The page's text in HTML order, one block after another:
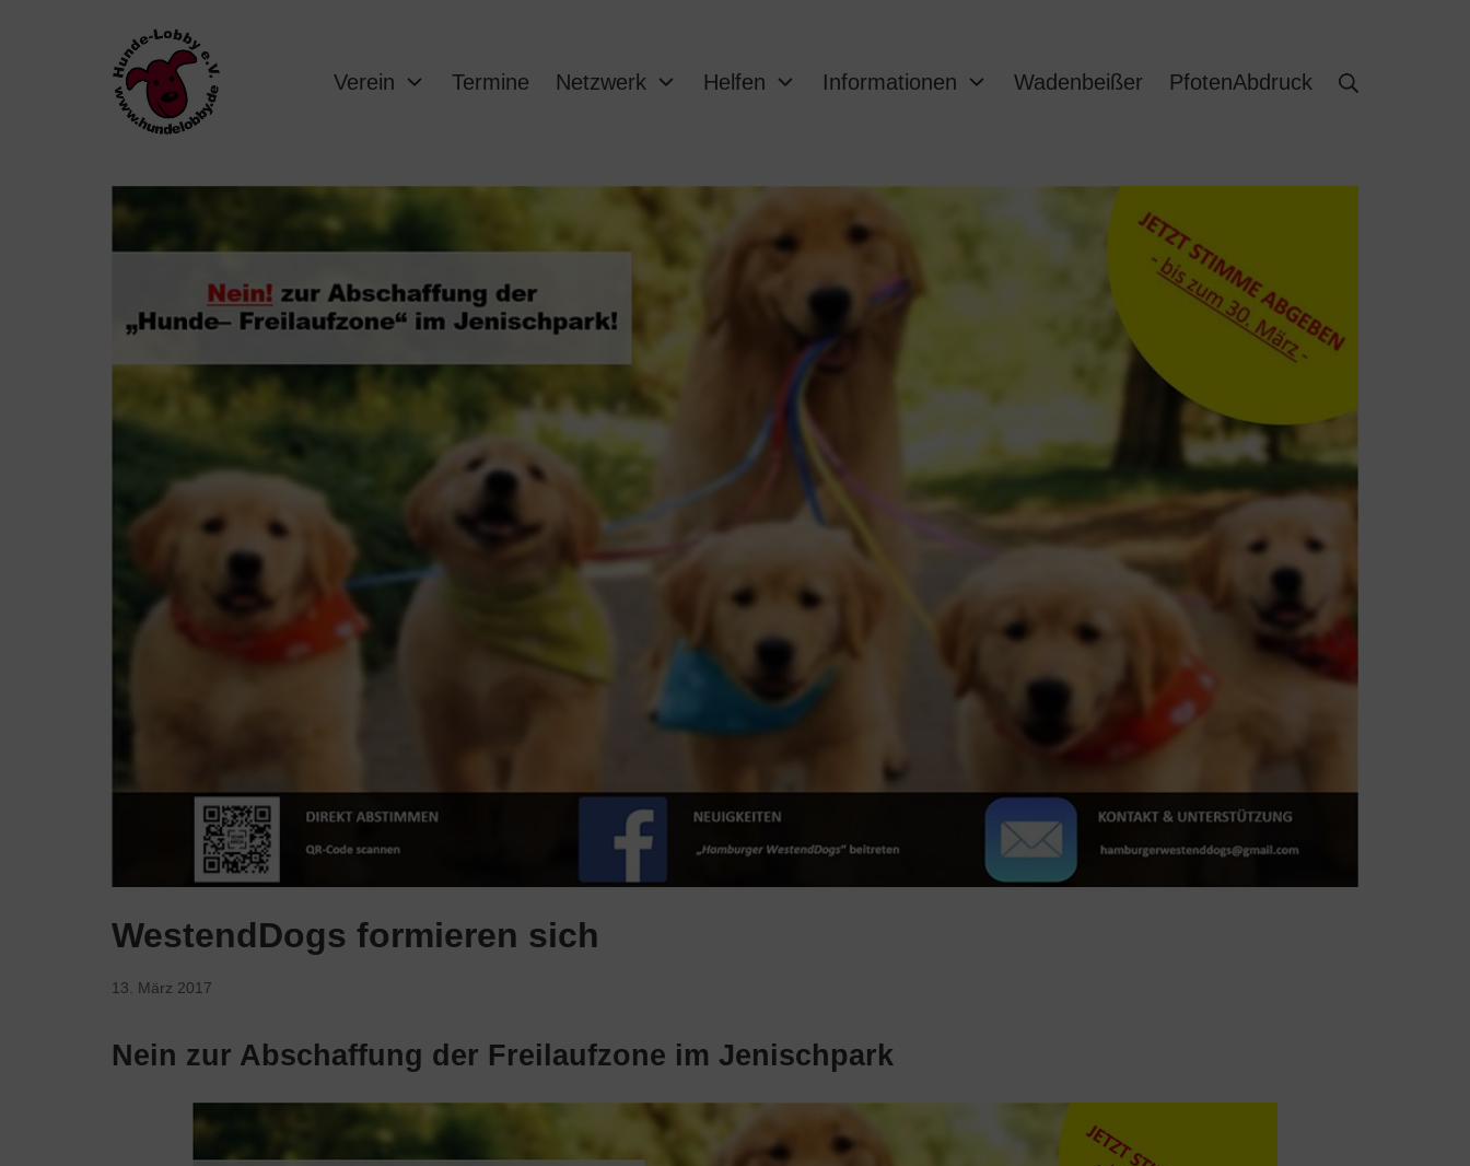
Verein Termine Netzwerk Helfen Informationen Wadenbeißer PfotenAbdruck
WestendDogs formieren sich
13. März 2017
Nein zur Abschaffung der Freilaufzone im Jenischpark